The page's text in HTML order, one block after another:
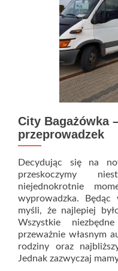
City Bagażówka
przeprowadzek
Decydując się na
przeskoczymy
niejednokrotnie
wyprowadzka.
myśli, że najlepiej
Wszystkie
przeważnie własnym
rodziny oraz
Jednak zazwyczaj